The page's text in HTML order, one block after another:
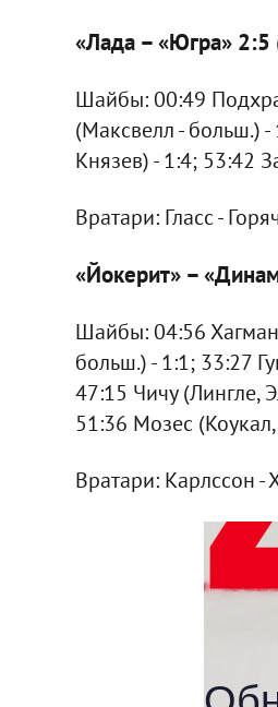
«Лада – «Югра»
Шайбы: 00:49
(Максвелл - больш.) -
Князев) - 1:4; 53:42
Вратари: Гласс -
«Йокерит» –
Шайбы: 04:56 Хагман
больш.) - 1:1; 33:27
47:15 Чичу (Лингле,
51:36 Мозес
Вратари: Карлссон -